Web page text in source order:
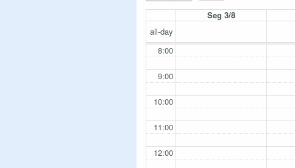
Seg 3/8
all-day
8:00
9:00
10:00
11:00
12:00